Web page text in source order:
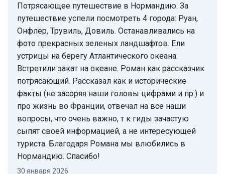
Потрясающее путешествие в Нормандию. За
путешествие успели посмотреть 4 города: Руан,
Онфлёр, Трувиль, Довиль. Останавливались на
фото прекрасных зеленых ландшафтов. Ели
устрицы на берегу Атлантического океана.
Встретили закат на океане. Роман как рассказчик
потрясающий. Рассказал как и исторические
факты (не засоряя наши головы цифрами и пр.) и
про жизнь во Франции, отвечал на все наши
вопросы, что очень важно, т к гиды зачастую
сыпят своей информацией, а не интересующей
туриста. Благодаря Романа мы влюбились в
Нормандию. Спасибо!
30 января 2026